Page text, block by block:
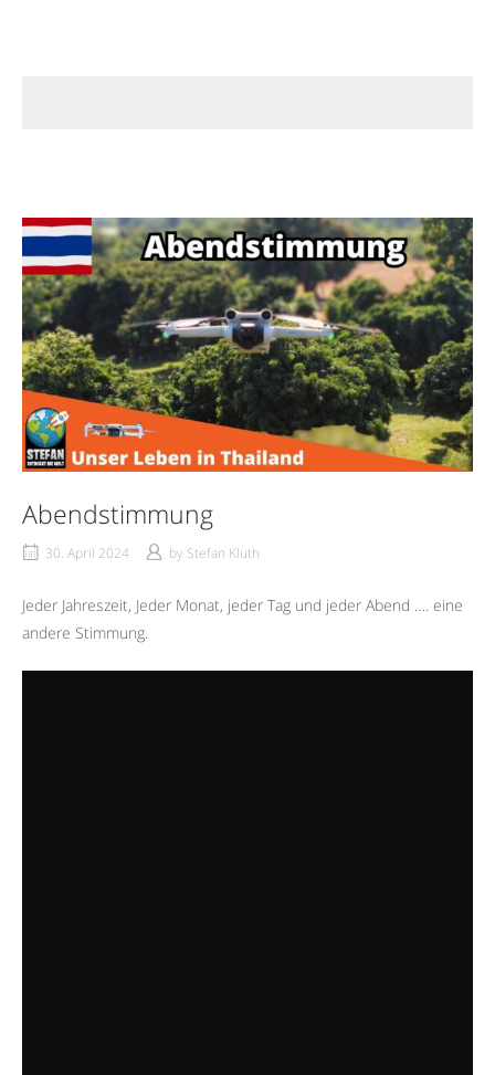
Abendstimmung
30. April 2024 by Stefan Kluth
Jeder Jahreszeit, Jeder Monat, jeder Tag und jeder Abend …. eine
andere Stimmung.